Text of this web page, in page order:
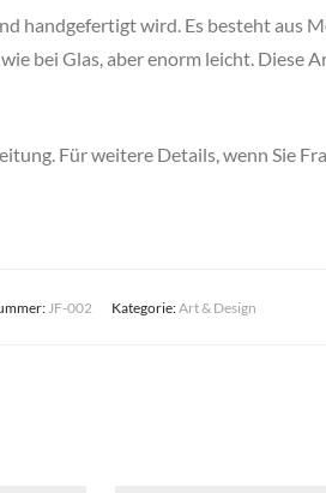
handgefertigt wird. Es besteht aus
bei Glas, aber enorm leicht. Diese
Für weitere Details, wenn Sie
JF-002 Kategorie:Art & Design